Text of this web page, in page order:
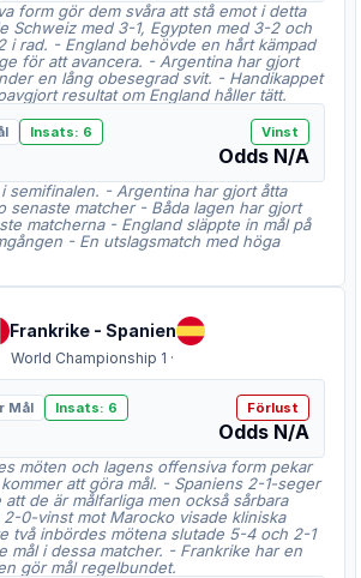
form gör dem svåra att stå emot i detta
Schweiz med 3-1, Egypten med 3-2 och
i rad. - England behövde en hårt kämpad
för att avancera. - Argentina har gjort
en lång obesegrad svit. - Handikappet
resultat om England håller tätt.
Insats: 6 Vinst
Odds N/A
semifinalen. - Argentina har gjort åtta
senaste matcher - Båda lagen har gjort
matcherna - England släppte in mål på
- En utslagsmatch med höga
Frankrike- Spanien
World Championship 1 ·
Mål Insats: 6 Förlust
Odds N/A
möten och lagens offensiva form pekar
att göra mål. - Spaniens 2-1-seger
de är målfarliga men också sårbara
0-vinst mot Marocko visade kliniska
två inbördes mötena slutade 5-4 och 2-1
mål i dessa matcher. - Frankrike har en
gör mål regelbundet.